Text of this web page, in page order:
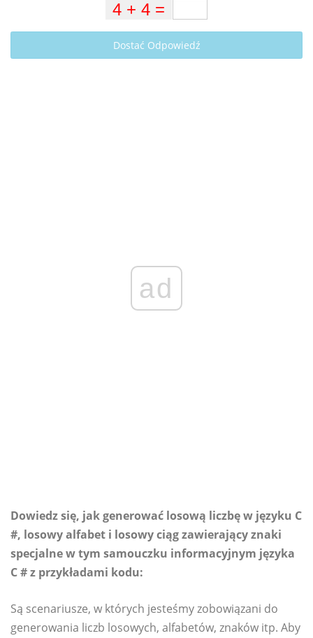
Dostać Odpowiedź
ad
Dowiedz się, jak generować losową liczbę w języku C
#, losowy alfabet i losowy ciąg zawierający znaki
specjalne w tym samouczku informacyjnym języka
C # z przykładami kodu:
Są scenariusze, w których jesteśmy zobowiązani do
generowania liczb losowych, alfabetów, znaków itp. Aby